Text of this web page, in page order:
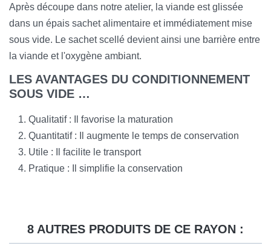
Après découpe dans notre atelier, la viande est glissée
dans un épais sachet alimentaire et immédiatement mise
sous vide. Le sachet scellé devient ainsi une barrière entre
la viande et l'oxygène ambiant.
LES AVANTAGES DU CONDITIONNEMENT
SOUS VIDE …
Qualitatif : Il favorise la maturation
Quantitatif : Il augmente le temps de conservation
Utile : Il facilite le transport
Pratique : Il simplifie la conservation
8 AUTRES PRODUITS DE CE RAYON :